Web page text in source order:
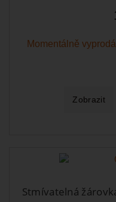
Momentálně
Zobrazit
Stmívatelná